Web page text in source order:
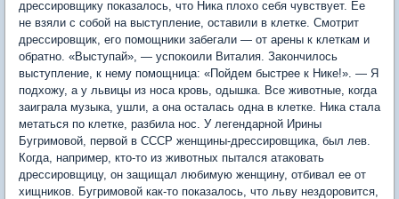
дрессировщику показалось, что Ника плохо себя чувствует. Ее
не взяли с собой на выступление, оставили в клетке. Смотрит
дрессировщик, его помощники забегали — от арены к клеткам и
обратно. «Выступай», — успокоили Виталия. Закончилось
выступление, к нему помощница: «Пойдем быстрее к Нике!». — Я
подхожу, а у львицы из носа кровь, одышка. Все животные, когда
заиграла музыка, ушли, а она осталась одна в клетке. Ника стала
метаться по клетке, разбила нос. У легендарной Ирины
Бугримовой, первой в СССР женщины-дрессировщика, был лев.
Когда, например, кто-то из животных пытался атаковать
дрессировщицу, он защищал любимую женщину, отбивал ее от
хищников. Бугримовой как-то показалось, что льву нездоровится,